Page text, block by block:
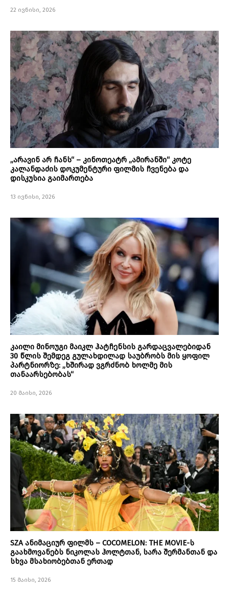
22 ივნისი, 2026
„არავინ არ ჩანს“ – კინოთეატრ „ამირანში“ კოტე
კალანდაძის დოკუმენტური ფილმის ჩვენება და
დისკუსია გაიმართება
13 ივნისი, 2026
კაილი მინოუგი მაიკლ ჰატჩენსის გარდაცვალებიდან
30 წლის შემდეგ გულახდილად საუბრობს მის ყოფილ
პარტნიორზე: „ხშირად ვგრძნობ ხოლმე მის
თანაარსებობას“
20 მაისი, 2026
SZA ანიმაციურ ფილმს – COCOMELON: THE MOVIE-ს
გაახმოვანებს ნიკოლას ჰოლტთან, სარა შერმანთან და
სხვა მსახიობებთან ერთად
15 მაისი, 2026